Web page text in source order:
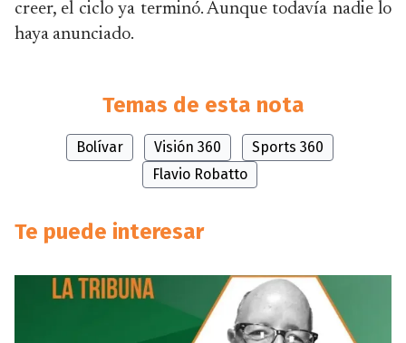
creer, el ciclo ya terminó. Aunque todavía nadie lo
haya anunciado.
Temas de esta nota
Bolívar Visión 360
Sports 360
Flavio Robatto
Te puede interesar